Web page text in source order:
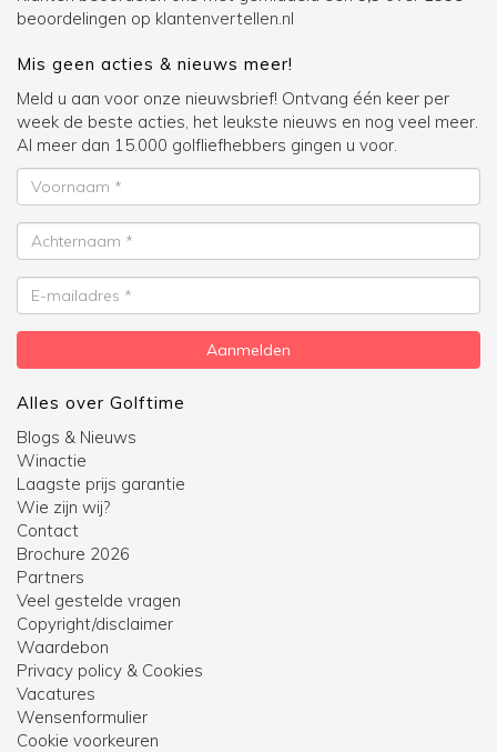
beoordelingen op klantenvertellen.nl
Mis geen acties & nieuws meer!
Meld u aan voor onze nieuwsbrief! Ontvang één keer per
week de beste acties, het leukste nieuws en nog veel meer.
Al meer dan 15.000 golfliefhebbers gingen u voor.
Voornaam
Achternaam
E-
mailadres
Aanmelden
Alles over Golftime
Blogs & Nieuws
Winactie
Laagste prijs garantie
Wie zijn wij?
Contact
Brochure 2026
Partners
Veel gestelde vragen
Copyright/disclaimer
Waardebon
Privacy policy & Cookies
Vacatures
Wensenformulier
Cookie voorkeuren